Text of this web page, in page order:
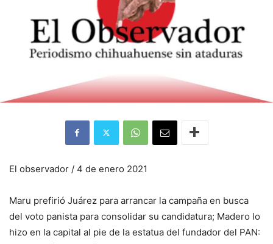
El observador / 4 de enero 2021
Maru prefirió Juárez para arrancar la campaña en busca
del voto panista para consolidar su candidatura; Madero lo
hizo en la capital al pie de la estatua del fundador del PAN: